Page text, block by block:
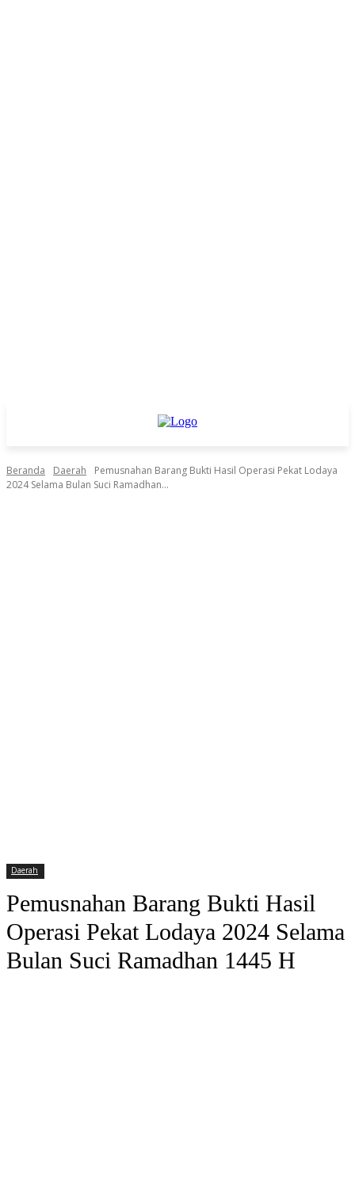
Beranda Daerah
Pemusnahan Barang Bukti Hasil Operasi Pekat Lodaya
2024 Selama Bulan Suci Ramadhan...
Daerah
Pemusnahan Barang Bukti Hasil
Operasi Pekat Lodaya 2024 Selama
Bulan Suci Ramadhan 1445 H